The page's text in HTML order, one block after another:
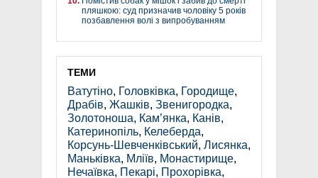
пляшкою: суд призначив чоловіку 5 років
позбавлення волі з випробуванням
ТЕМИ
Ватутіно, Головківка, Городище,
Драбів, Жашків, Звенигородка,
Золотоноша, Кам’янка, Канів,
Катеринопіль, Келеберда,
Корсунь-Шевченківський, Лисянка,
Маньківка, Мліїв, Монастирище,
Нечаївка, Пекарі, Прохорівка,